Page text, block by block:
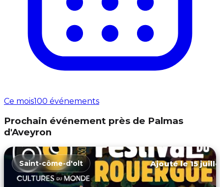
Ce mois100 événements
Prochain événement près de Palmas
d'Aveyron
Saint-côme-d'olt Ajouté le 15